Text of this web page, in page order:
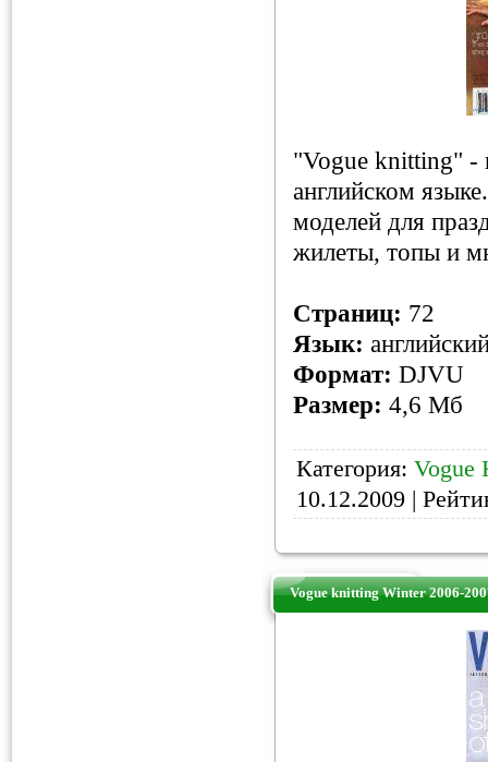
"Vogue knitting" -
английском
моделей для
жилеты, топы и
Страниц: 72
Язык:
Формат: DJVU
Размер: 4,6 Мб
Категория: Vogue
10.12.2009 |
Vogue knitting Winter 2006-